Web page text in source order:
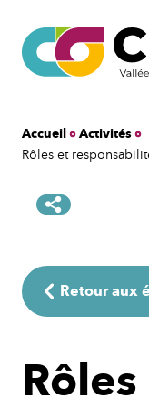
contenuRechercher
Accueil
Activités
Rôles et
Retour aux